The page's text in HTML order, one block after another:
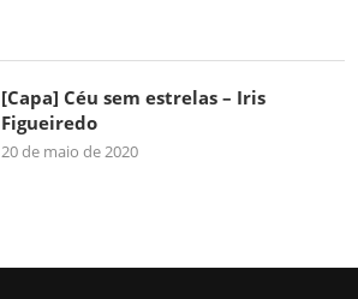
[Capa] Céu sem estrelas – Iris
Figueiredo
20 de maio de 2020